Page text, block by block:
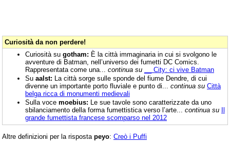
Curiosità da non perdere!
Curiosità su gotham: È la città immaginaria in cui si svolgono le
avventure di Batman, nell’universo dei fumetti DC Comics.
Rappresentata come una... continua su
__ City: ci vive Batman
Su aalst: La città sorge sulle sponde del fiume Dendre, di cui
divenne un importante porto fluviale e punto di... continua su Città
belga ricca di monumenti medievali
Sulla voce moebius: Le sue tavole sono caratterizzate da uno
sbilanciamento della forma fumettistica verso l’arte... continua su Il
grande fumettista francese scomparso nel 2012
Altre definizioni per la risposta peyo: Creò i Puffi